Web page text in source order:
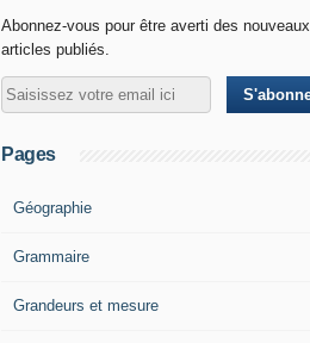
Abonnez-vous pour être averti des nouveaux
articles publiés.
Pages
Géographie
Grammaire
Grandeurs et mesure